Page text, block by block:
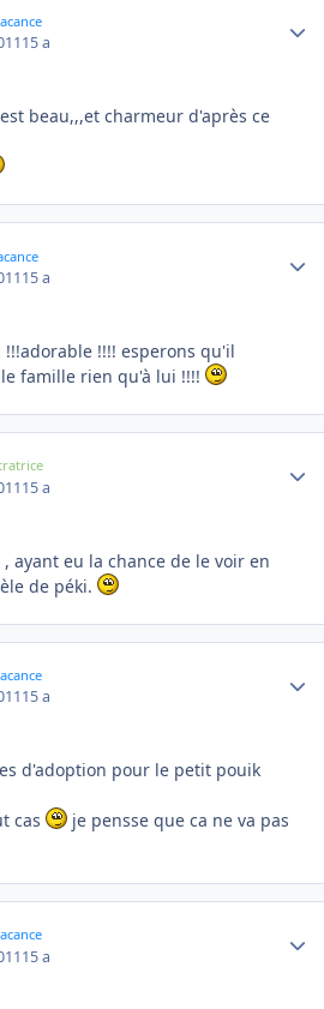
15 a
beau,,,et charmeur d'après ce
15 a
!!!! esperons qu'il
famille rien qu'à lui !!!!
15 a
ayant eu la chance de le voir en
de péki.
15 a
d'adoption pour le petit pouik
cas
je pensse que ca ne va pas
15 a